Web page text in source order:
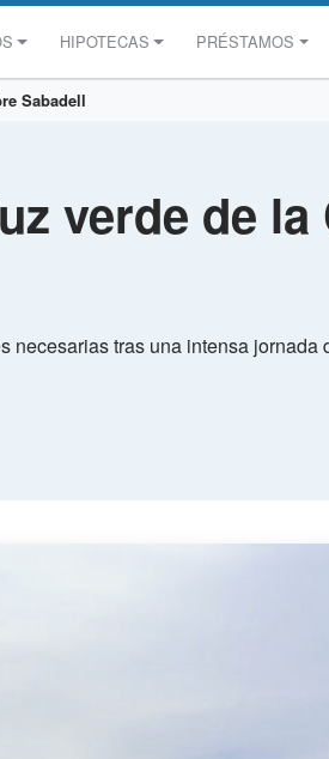
HIPOTECAS PRÉSTAMOS
Sabadell
verde de la
necesarias tras una intensa jornada